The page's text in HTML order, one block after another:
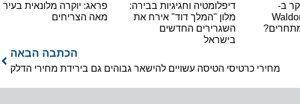
דיפלומטיה וחגיגיות בבירה:
מלון "המלך דוד" אירח את
השגרירים החדשים
בישראל
פראג: יוקרה מלונאית בעיר
מאה הצריחים
הכתבה הבאה
מחירי כרטיסי הטיסה עשויים להישאר גבוהים גם בירידת מחירי הדלק